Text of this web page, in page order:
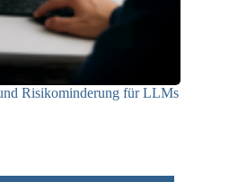
Risikominderung für LLMs